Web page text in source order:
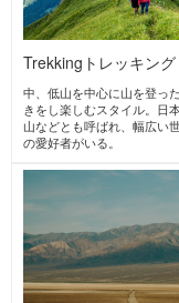
gRon
グローン Japan